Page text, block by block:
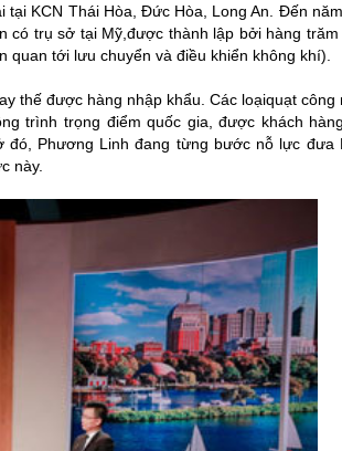
KCN Thái Hòa, Đức Hòa, Long An. Đến
có trụ sở tại Mỹ,được thành lập bởi hàng trăm
quan tới lưu chuyển và điều khiển không khí).
thế được hàng nhập khẩu. Các loạiquạt công
trình trọng điểm quốc gia, được khách
đó, Phương Linh đang từng bước nỗ lực đưa
này.